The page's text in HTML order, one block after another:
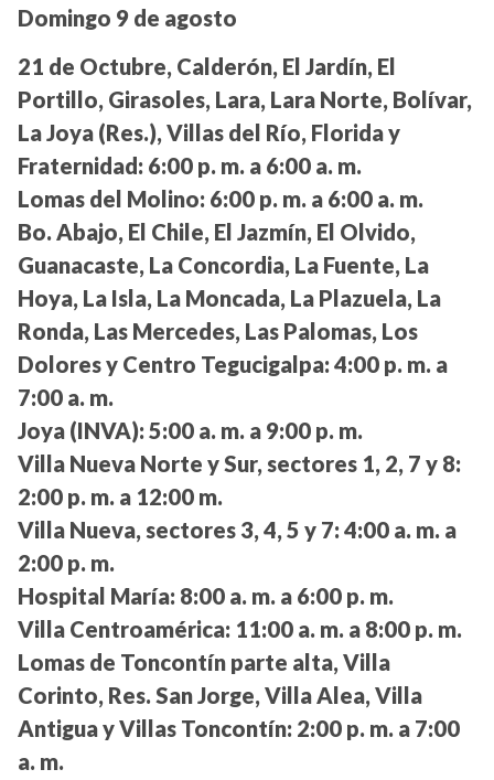
Domingo 9 de agosto
21 de Octubre, Calderón, El Jardín, El
Portillo, Girasoles, Lara, Lara Norte, Bolívar,
La Joya (Res.), Villas del Río, Florida y
Fraternidad: 6:00 p. m. a 6:00 a. m.
Lomas del Molino: 6:00 p. m. a 6:00 a. m.
Bo. Abajo, El Chile, El Jazmín, El Olvido,
Guanacaste, La Concordia, La Fuente, La
Hoya, La Isla, La Moncada, La Plazuela, La
Ronda, Las Mercedes, Las Palomas, Los
Dolores y Centro Tegucigalpa: 4:00 p. m. a
7:00 a. m.
Joya (INVA): 5:00 a. m. a 9:00 p. m.
Villa Nueva Norte y Sur, sectores 1, 2, 7 y 8:
2:00 p. m. a 12:00 m.
Villa Nueva, sectores 3, 4, 5 y 7: 4:00 a. m. a
2:00 p. m.
Hospital María: 8:00 a. m. a 6:00 p. m.
Villa Centroamérica: 11:00 a. m. a 8:00 p. m.
Lomas de Toncontín parte alta, Villa
Corinto, Res. San Jorge, Villa Alea, Villa
Antigua y Villas Toncontín: 2:00 p. m. a 7:00
a. m.